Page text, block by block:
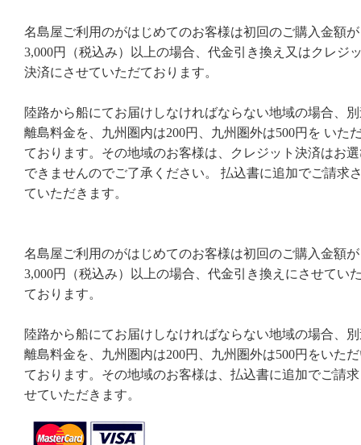
名島屋ご利用のがはじめてのお客様は初回のご購入金額が
3,000円（税込み）以上の場合、代金引き換え又はクレジ
決済にさせていただております。
陸路から船にてお届けしなければならない地域の場合、
離島料金を、九州圏内は200円、九州圏外は500円を いた
ております。その地域のお客様は、クレジット決済はお
できませんのでご了承ください。 払込書に追加でご請求
ていただきます。
名島屋ご利用のがはじめてのお客様は初回のご購入金額が
3,000円（税込み）以上の場合、代金引き換えにさせてい
ております。
陸路から船にてお届けしなければならない地域の場合、
離島料金を、九州圏内は200円、九州圏外は500円をいた
ております。その地域のお客様は、払込書に追加でご請
せていただきます。